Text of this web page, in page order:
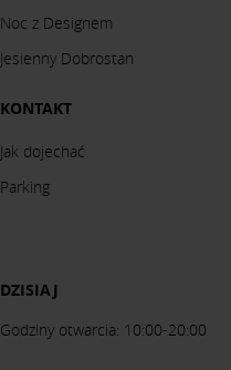
Noc z Designem
Jesienny Dobrostan
KONTAKT
Jak dojechać
Parking
DZISIAJ
Godziny otwarcia: 10:00-20:00